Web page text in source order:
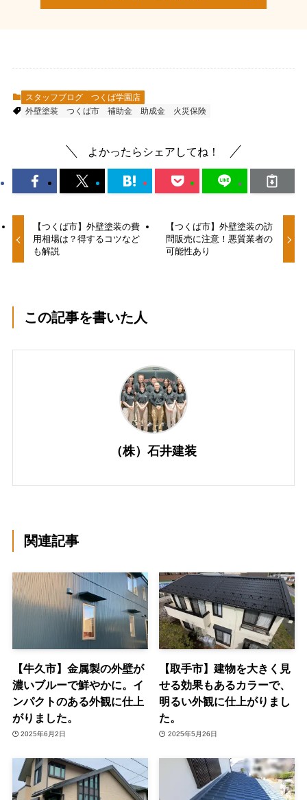
スタッフブログ
つくば学園店
外壁塗装
つくば市 補助金 助成金 火災保険
よかったらシェアしてね！
【つくば市】外壁塗装の費
用相場は？得するコツなど
も解説
【つくば市】外壁塗装の訪
問販売に注意！悪質業者の
可能性あり
この記事を書いた人
（株）石井建装
関連記事
【牛久市】金属製の外壁が
濃いブルーで鮮やかに。イ
ンパクトのある外観に仕上
がりました。
2025年6月2日
【取手市】建物を大きく見
せる効果もあるカラーで、
明るい外観に仕上がりまし
た。
2025年5月26日